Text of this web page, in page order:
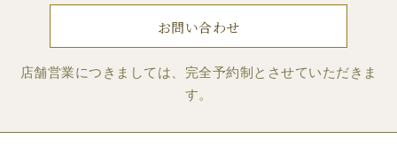
お問い合わせ
店舗営業につきましては、完全予約制とさせていただきま
す。